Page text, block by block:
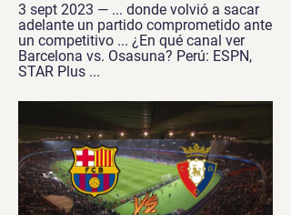
3 sept 2023 — ... donde volvió a sacar
adelante un partido comprometido ante
un competitivo ... ¿En qué canal ver
Barcelona vs. Osasuna? Perú: ESPN,
STAR Plus ...